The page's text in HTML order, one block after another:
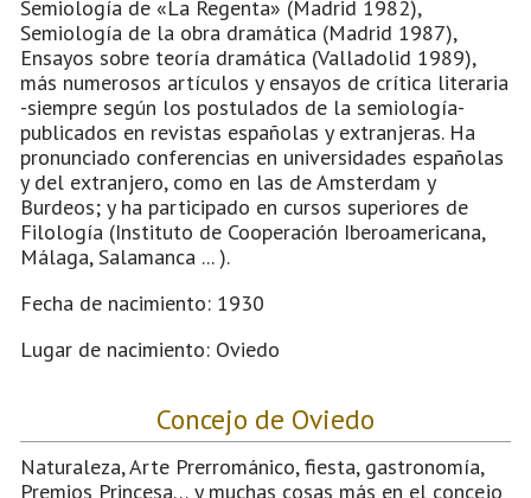
Semiología de «La Regenta» (Madrid 1982),
Semiología de la obra dramática (Madrid 1987),
Ensayos sobre teoría dramática (Valladolid 1989),
más numerosos artículos y ensayos de crítica literaria
-siempre según los postulados de la semiología-
publicados en revistas españolas y extranjeras. Ha
pronunciado conferencias en universidades españolas
y del extranjero, como en las de Amsterdam y
Burdeos; y ha participado en cursos superiores de
Filología (Instituto de Cooperación Iberoamericana,
Málaga, Salamanca ... ).
Fecha de nacimiento: 1930
Lugar de nacimiento: Oviedo
Concejo de Oviedo
Naturaleza, Arte Prerrománico, fiesta, gastronomía,
Premios Princesa… y muchas cosas más en el concejo